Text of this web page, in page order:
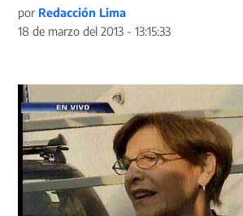
por Redacción Lima
18 de marzo del 2013 - 13:15:33